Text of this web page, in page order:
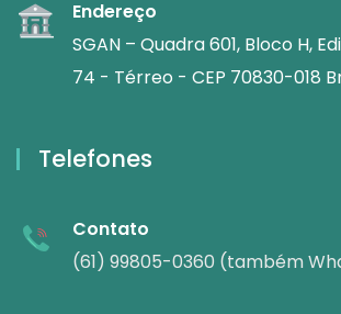
Endereço
SGAN – Quadra 601, Bloco H,
74 - Térreo - CEP 70830-018
Telefones
Contato
(61) 99805-0360 (também